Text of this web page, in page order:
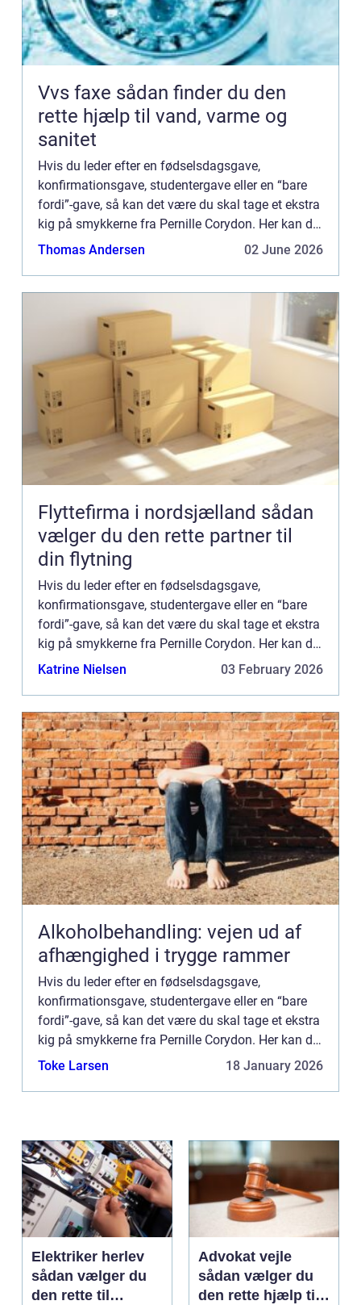
Vvs faxe sådan finder du den
rette hjælp til vand, varme og
sanitet
Hvis du leder efter en fødselsdagsgave,
konfirmationsgave, studentergave eller en “bare
fordi”-gave, så kan det være du skal tage et ekstra
kig på smykkerne fra Pernille Corydon. Her kan du
få en super fin gave til en overkommelig pris. Ofte
Thomas Andersen 02 June 2026
Flyttefirma i nordsjælland sådan
vælger du den rette partner til
din flytning
Hvis du leder efter en fødselsdagsgave,
konfirmationsgave, studentergave eller en “bare
fordi”-gave, så kan det være du skal tage et ekstra
kig på smykkerne fra Pernille Corydon. Her kan du
få en super fin gave til en overkommelig pris. Ofte
Katrine Nielsen 03 February 2026
Alkoholbehandling: vejen ud af
afhængighed i trygge rammer
Hvis du leder efter en fødselsdagsgave,
konfirmationsgave, studentergave eller en “bare
fordi”-gave, så kan det være du skal tage et ekstra
kig på smykkerne fra Pernille Corydon. Her kan du
få en super fin gave til en overkommelig pris. Ofte
Toke Larsen 18 January 2026
Elektriker herlev
sådan vælger du
den rette til
Advokat vejle
sådan vælger du
den rette hjælp til